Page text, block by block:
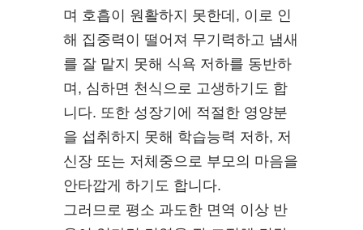
며 호흡이 원활하지 못한데, 이로 인
해 집중력이 떨어져 무기력하고 냄새
를 잘 맡지 못해 식욕 저하를 동반하
며, 심하면 천식으로 고생하기도 합
니다. 또한 성장기에 적절한 영양분
을 섭취하지 못해 학습능력 저하, 저
신장 또는 저체중으로 부모의 마음을
안타깝게 하기도 합니다.
그러므로 평소 과도한 면역 이상 반